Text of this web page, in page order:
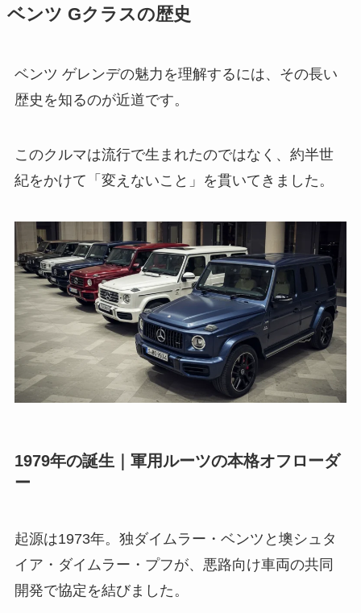
ベンツ Gクラスの歴史
ベンツ ゲレンデの魅力を理解するには、その長い
歴史を知るのが近道です。
このクルマは流行で生まれたのではなく、約半世
紀をかけて「変えないこと」を貫いてきました。
1979年の誕生｜軍用ルーツの本格オフローダ
ー
起源は1973年。独ダイムラー・ベンツと墺シュタ
イア・ダイムラー・プフが、悪路向け車両の共同
開発で協定を結びました。